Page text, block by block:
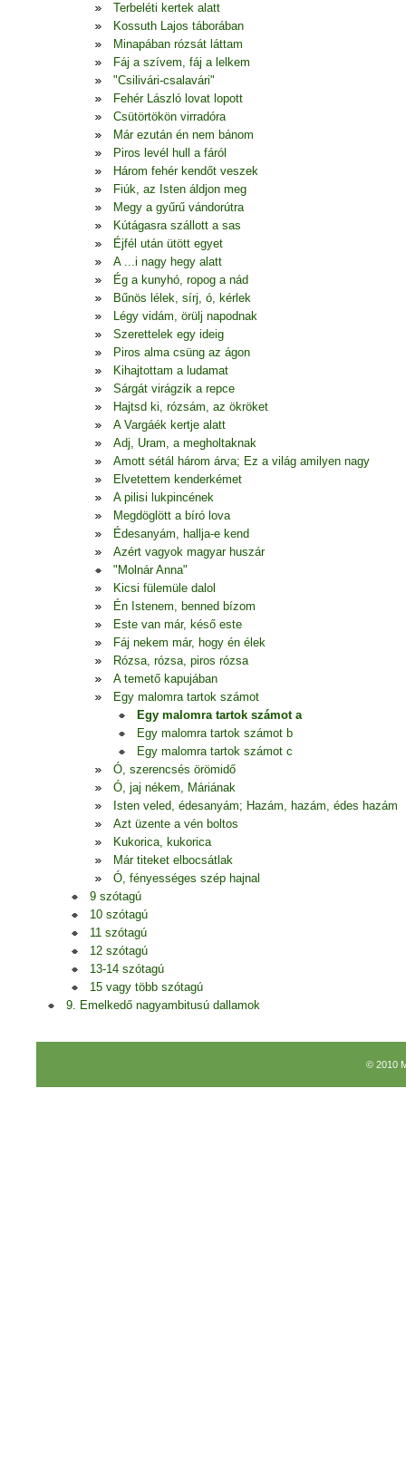
Terbeléti kertek alatt
Kossuth Lajos táborában
Minapában rózsát láttam
Fáj a szívem, fáj a lelkem
"Csilivári-csalavári"
Fehér László lovat lopott
Csütörtökön virradóra
Már ezután én nem bánom
Piros levél hull a fáról
Három fehér kendőt veszek
Fiúk, az Isten áldjon meg
Megy a gyűrű vándorútra
Kútágasra szállott a sas
Éjfél után ütött egyet
A ...i nagy hegy alatt
Ég a kunyhó, ropog a nád
Bűnös lélek, sírj, ó, kérlek
Légy vidám, örülj napodnak
Szerettelek egy ideig
Piros alma csüng az ágon
Kihajtottam a ludamat
Sárgát virágzik a repce
Hajtsd ki, rózsám, az ökröket
A Vargáék kertje alatt
Adj, Uram, a megholtaknak
Amott sétál három árva; Ez a világ amilyen nagy
Elvetettem kenderkémet
A pilisi lukpincének
Megdöglött a bíró lova
Édesanyám, hallja-e kend
Azért vagyok magyar huszár
"Molnár Anna"
Kicsi fülemüle dalol
Én Istenem, benned bízom
Este van már, késő este
Fáj nekem már, hogy én élek
Rózsa, rózsa, piros rózsa
A temető kapujában
Egy malomra tartok számot
Egy malomra tartok számot a
Egy malomra tartok számot b
Egy malomra tartok számot c
Ó, szerencsés örömidő
Ó, jaj nékem, Máriának
Isten veled, édesanyám; Hazám, hazám, édes hazám
Azt üzente a vén boltos
Kukorica, kukorica
Már titeket elbocsátlak
Ó, fényességes szép hajnal
9 szótagú
10 szótagú
11 szótagú
12 szótagú
13-14 szótagú
15 vagy több szótagú
9. Emelkedő nagyambitusú dallamok
© 2010